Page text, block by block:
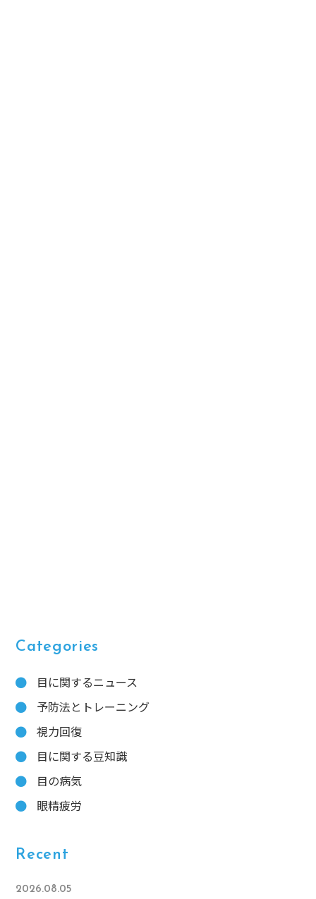
Categories
目に関するニュース
予防法とトレーニング
視力回復
目に関する豆知識
目の病気
眼精疲労
Recent
2026.08.05